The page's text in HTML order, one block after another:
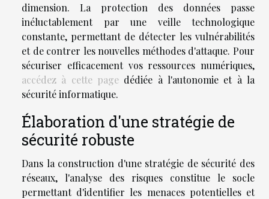
dimension. La protection des données passe
inéluctablement par une veille technologique
constante, permettant de détecter les vulnérabilités
et de contrer les nouvelles méthodes d'attaque. Pour
sécuriser efficacement vos ressources numériques,
accédez à cette page dédiée à l'autonomie et à la
sécurité informatique.
Élaboration d'une stratégie de
sécurité robuste
Dans la construction d'une stratégie de sécurité des
réseaux, l'analyse des risques constitue le socle
permettant d'identifier les menaces potentielles et